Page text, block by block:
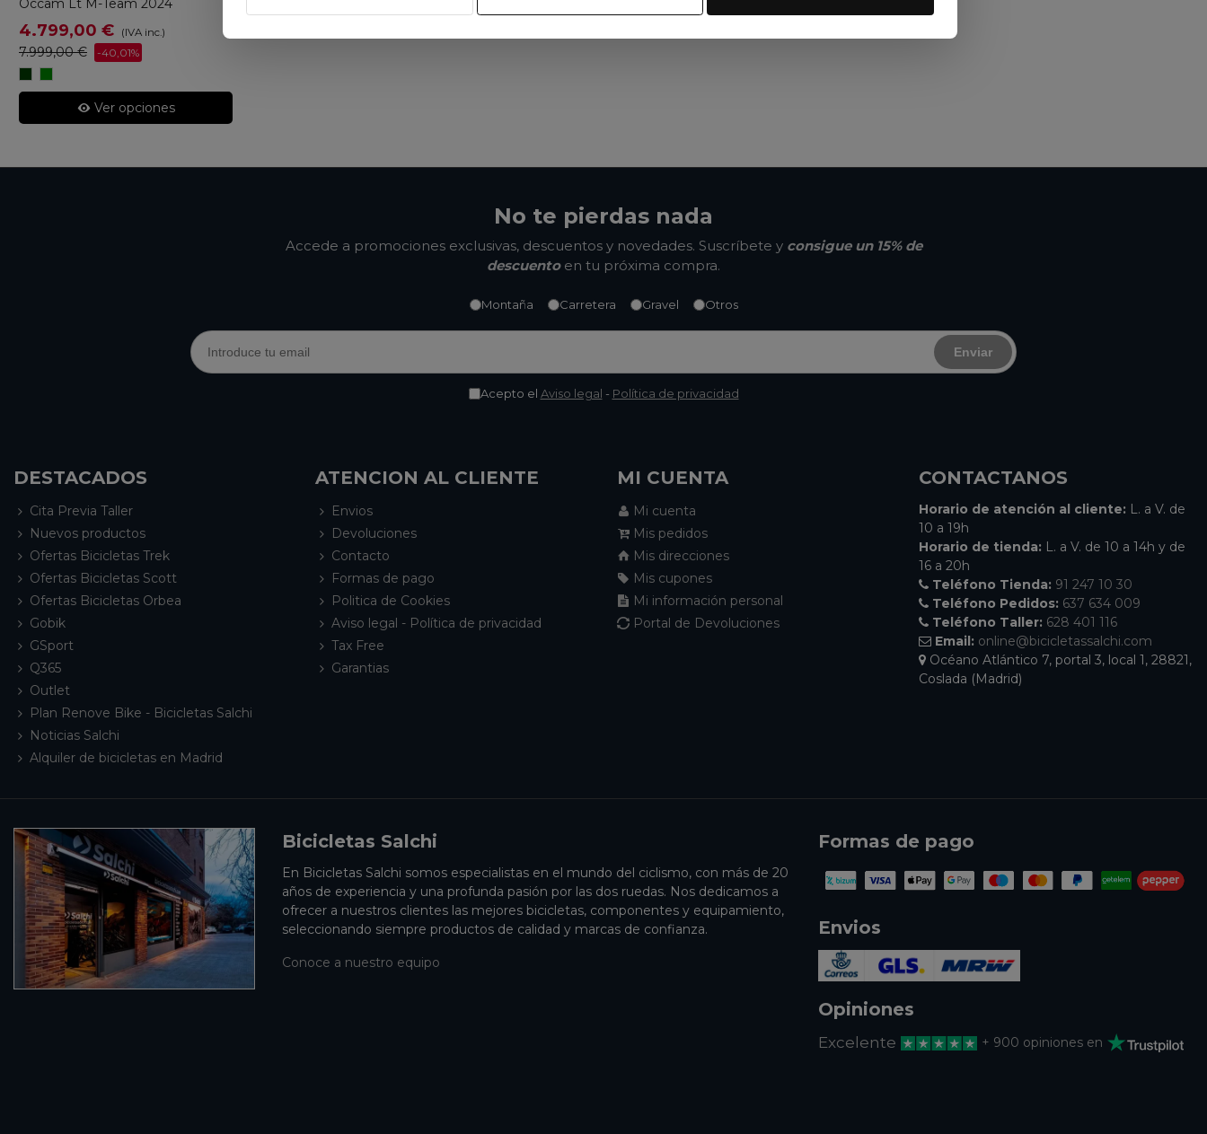
Occam Lt M-Team 2024
4.799,00 € (IVA inc.)
7.999,00 € -40,01%
View/Metallic
Green
Ver opciones
No te pierdas nada
Accede a promociones exclusivas, descuentos y novedades. Suscríbete y consigue un 15% de
descuentoen tu próxima compra.
Montaña Carretera Gravel Otros
Enviar
Acepto el Aviso legal - Política de privacidad
DESTACADOS
Cita Previa Taller
Nuevos productos
Ofertas Bicicletas Trek
Ofertas Bicicletas Scott
Ofertas Bicicletas Orbea
Gobik
GSport
Q365
Outlet
Plan Renove Bike - Bicicletas Salchi
Noticias Salchi
Alquiler de bicicletas en Madrid
ATENCION AL CLIENTE
Envios
Devoluciones
Contacto
Formas de pago
Politica de Cookies
Aviso legal - Política de privacidad
Tax Free
Garantias
MI CUENTA
Mi cuenta
Mis pedidos
Mis direcciones
Mis cupones
Mi información personal
Portal de Devoluciones
CONTACTANOS
Horario de atención al cliente: L. a V. de
10 a 19h
Horario de tienda: L. a V. de 10 a 14h y de
16 a 20h
Teléfono Tienda: 91 247 10 30
Teléfono Pedidos: 637 634 009
Teléfono Taller: 628 401 116
Email: online@bicicletassalchi.com
Océano Atlántico 7, portal 3, local 1, 28821,
Coslada (Madrid)
Bicicletas Salchi
En Bicicletas Salchi somos especialistas en el mundo del ciclismo, con más de 20
años de experiencia y una profunda pasión por las dos ruedas. Nos dedicamos a
ofrecer a nuestros clientes las mejores bicicletas, componentes y equipamiento,
seleccionando siempre productos de calidad y marcas de confianza.
Conoce a nuestro equipo
Formas de pago
Envios
Opiniones
Excelente + 900 opiniones en